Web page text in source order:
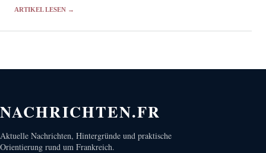
ARTIKEL LESEN →
NACHRICHTEN.FR
Aktuelle Nachrichten, Hintergründe und praktische
Orientierung rund um Frankreich.